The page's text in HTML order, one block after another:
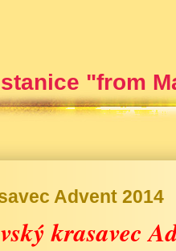
"from
Advent 2014
krasavec